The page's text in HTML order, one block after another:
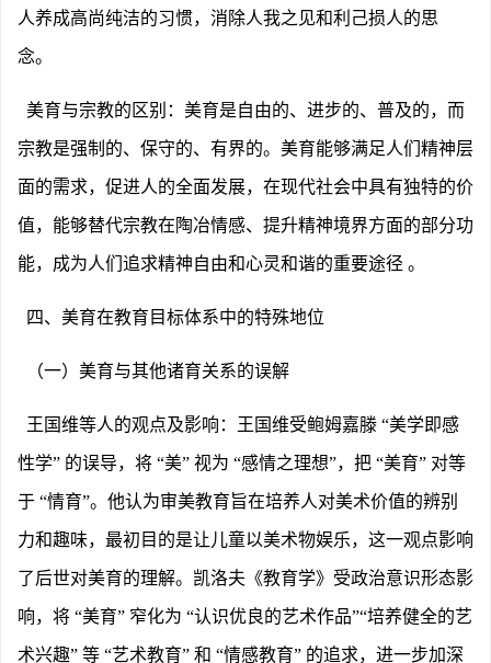
人养成高尚纯洁的习惯，消除人我之见和利己损人的思
念。
美育与宗教的区别：美育是自由的、进步的、普及的，而
宗教是强制的、保守的、有界的。美育能够满足人们精神层
面的需求，促进人的全面发展，在现代社会中具有独特的价
值，能够替代宗教在陶冶情感、提升精神境界方面的部分功
能，成为人们追求精神自由和心灵和谐的重要途径 。
四、美育在教育目标体系中的特殊地位
（一）美育与其他诸育关系的误解
王国维等人的观点及影响：王国维受鲍姆嘉滕 “美学即感
性学” 的误导，将 “美” 视为 “感情之理想”，把 “美育” 对等
于 “情育”。他认为审美教育旨在培养人对美术价值的辨别
力和趣味，最初目的是让儿童以美术物娱乐，这一观点影响
了后世对美育的理解。凯洛夫《教育学》受政治意识形态影
响，将 “美育” 窄化为 “认识优良的艺术作品”“培养健全的艺
术兴趣” 等 “艺术教育” 和 “情感教育” 的追求，进一步加深